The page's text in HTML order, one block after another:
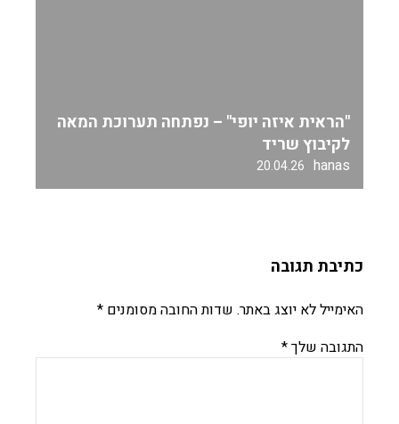
"הראית איזה יופי" – נפתחה תערוכת המאה
לקיבוץ שריד
hanas
20.04.26
כתיבת תגובה
האימייל לא יוצג באתר. שדות החובה מסומנים *
התגובה שלך*